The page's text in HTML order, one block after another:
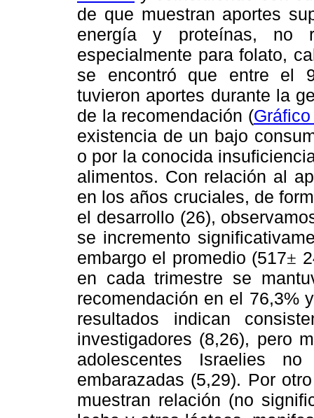
de que muestran aportes
energía y proteínas, no
especialmente para folato,
se encontró que entre el
tuvieron aportes durante la
de la recomendación (
existencia de un bajo
o por la conocida
alimentos. Con relación al
en los años cruciales, de
el desarrollo (26),
se incremento
embargo el promedio (517±
en cada trimestre se
recomendación en el 76,3%
resultados indican
investigadores (8,26), pero
adolescentes Israelies
embarazadas (5,29). Por
muestran relación (no